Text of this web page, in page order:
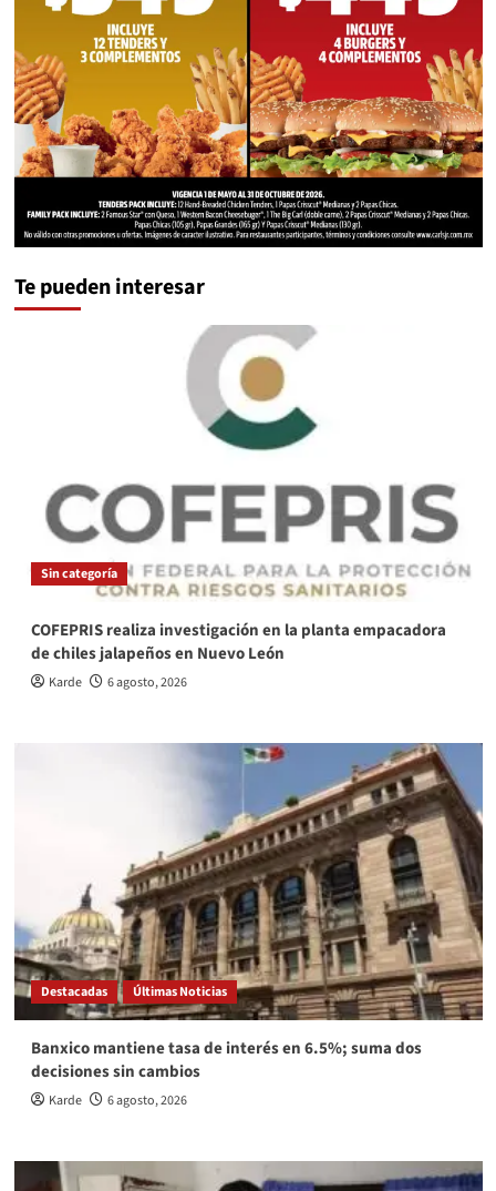
Te pueden interesar
Sin categoría
COFEPRIS realiza investigación en la planta empacadora
de chiles jalapeños en Nuevo León
Karde 6 agosto, 2026
Destacadas Últimas Noticias
Banxico mantiene tasa de interés en 6.5%; suma dos
decisiones sin cambios
Karde 6 agosto, 2026